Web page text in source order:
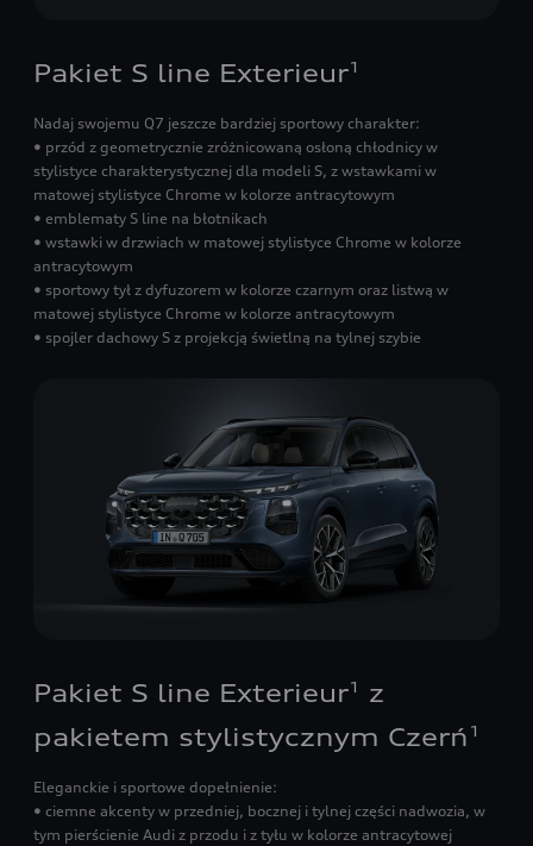
Pakiet S line Exterieur1
Nadaj swojemu Q7 jeszcze bardziej sportowy charakter:
• przód z geometrycznie zróżnicowaną osłoną chłodnicy w
stylistyce charakterystycznej dla modeli S, z wstawkami w
matowej stylistyce Chrome w kolorze antracytowym
• emblematy S line na błotnikach
• wstawki w drzwiach w matowej stylistyce Chrome w kolorze
antracytowym
• sportowy tył z dyfuzorem w kolorze czarnym oraz listwą w
matowej stylistyce Chrome w kolorze antracytowym
• spojler dachowy S z projekcją świetlną na tylnej szybie
Pakiet S line Exterieur1
z
pakietem stylistycznym Czerń 1
Eleganckie i sportowe dopełnienie:
• ciemne akcenty w przedniej, bocznej i tylnej części nadwozia, w
tym pierścienie Audi z przodu i z tyłu w kolorze antracytowej